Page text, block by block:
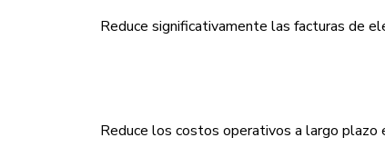
Reduce significativamente las facturas de
Reduce los costos operativos a largo plazo